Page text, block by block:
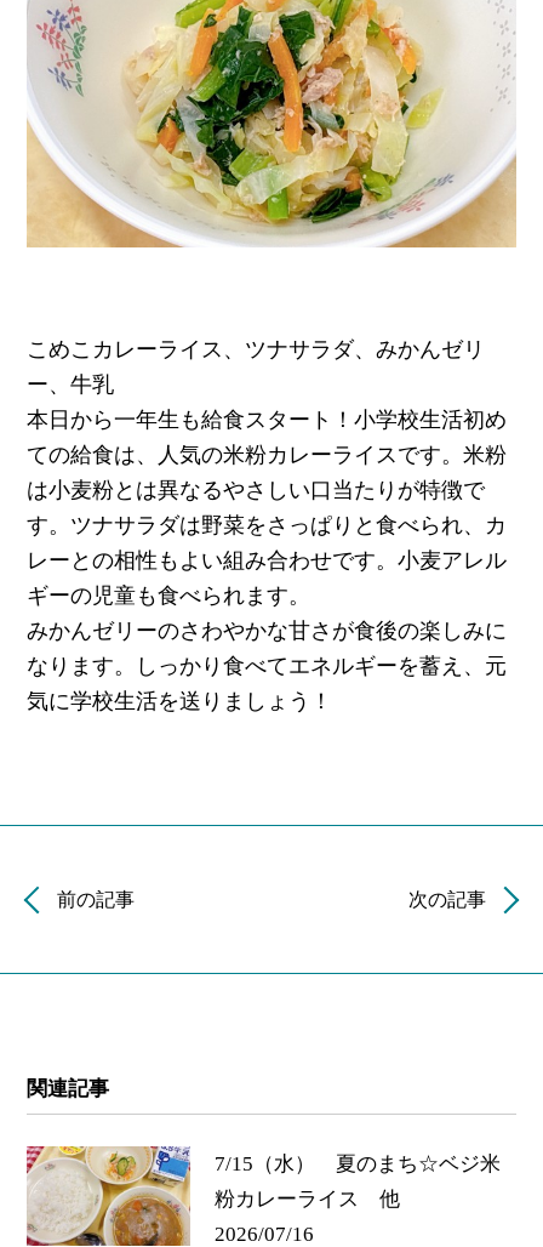
こめこカレーライス、ツナサラダ、みかんゼリ
ー、牛乳
本日から一年生も給食スタート！小学校生活初め
ての給食は、人気の米粉カレーライスです。米粉
は小麦粉とは異なるやさしい口当たりが特徴で
す。ツナサラダは野菜をさっぱりと食べられ、カ
レーとの相性もよい組み合わせです。小麦アレル
ギーの児童も食べられます。
みかんゼリーのさわやかな甘さが食後の楽しみに
なります。しっかり食べてエネルギーを蓄え、元
気に学校生活を送りましょう！
前の記事 次の記事
関連記事
7/15（水） 夏のまち☆ベジ米
粉カレーライス 他
2026/07/16